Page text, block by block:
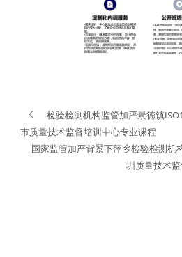
检验检测机构监管加严景德镇
市质量技术监督培训中心专业课程
国家监管加严背景下萍乡检验检测机
圳质量技术